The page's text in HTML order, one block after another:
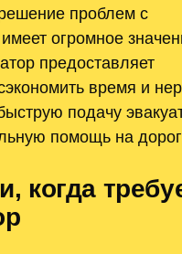
проблем с
огромное
предоставляет
время и
подачу
помощь на
когда